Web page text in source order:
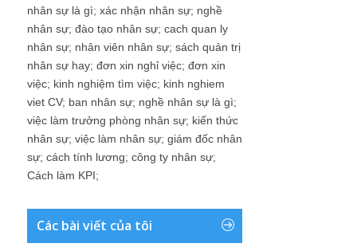
nhân sự là gì; xác nhận nhân sự; nghề
nhân sự; đào tạo nhân sự; cach quan ly
nhân sự; nhân viên nhân sự; sách quản trị
nhân sự hay; đơn xin nghỉ việc; đơn xin
việc; kinh nghiệm tìm việc; kinh nghiem
viet CV; ban nhân sự; nghề nhân sự là gì;
việc làm trưởng phòng nhân sự; kiến thức
nhân sự; việc làm nhân sự; giám đốc nhân
sự; cách tính lương; công ty nhân sự;
Cách làm KPI;
Các bài viết của tôi